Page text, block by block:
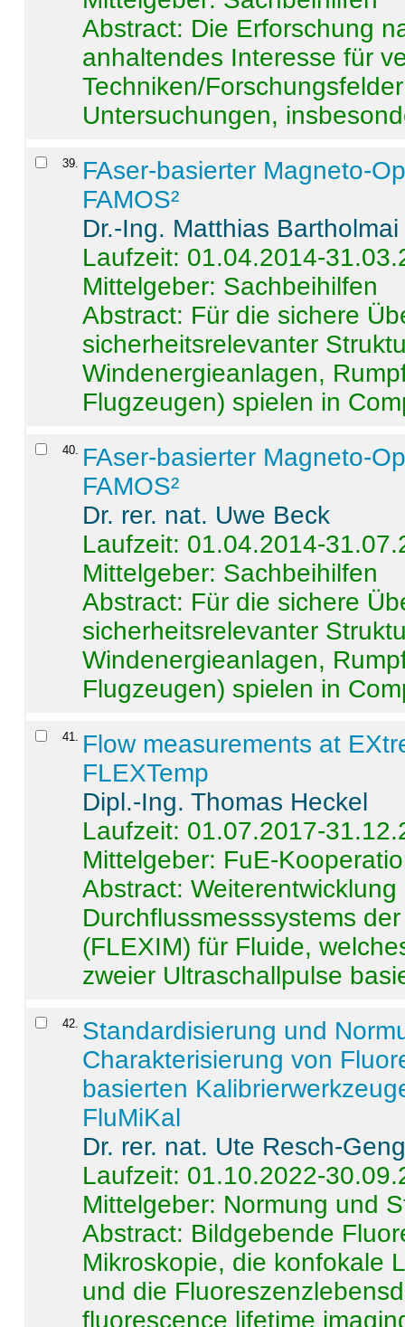
Abstract: Die Erforschung
anhaltendes Interesse für
Techniken/
Untersuchungen,
39. FAser-basierter Magneto-
FAMOS²
Dr.-Ing. Matthias Bartholmai
Laufzeit: 01.04.2014-
Mittelgeber: Sachbeihilfen
Abstract: Für die sichere
sicherheitsrelevanter
Windenergieanlagen,
Flugzeugen) spielen in
40. FAser-basierter Magneto-
FAMOS²
Dr. rer. nat. Uwe Beck
Laufzeit: 01.04.2014-
Mittelgeber: Sachbeihilfen
Abstract: Für die sichere
sicherheitsrelevanter
Windenergieanlagen,
Flugzeugen) spielen in
41. Flow measurements at
FLEXTemp
Dipl.-Ing. Thomas Heckel
Laufzeit: 01.07.2017-
Mittelgeber: FuE-
Abstract:
Durchflussmesssystems
(FLEXIM) für Fluide,
zweier Ultraschallpulse
42. Standardisierung und
Charakterisierung von
basierten
FluMiKal
Dr. rer. nat. Ute Resch-
Laufzeit: 01.10.2022-
Mittelgeber: Normung und
Abstract: Bildgebende
Mikroskopie, die konfokale
und die
fluorescence lifetime